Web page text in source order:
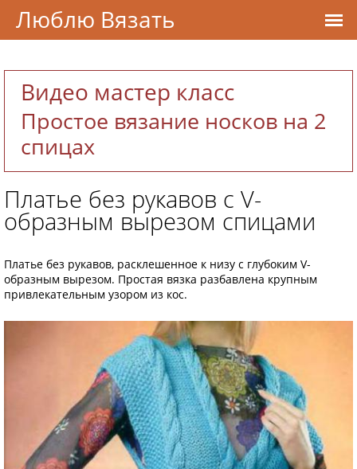
Видео мастер класс
Простое вязание носков на 2
спицах
Платье без рукавов с V-
образным вырезом спицами
Платье без рукавов, расклешенное к низу с глубоким V-
образным вырезом. Простая вязка разбавлена крупным
привлекательным узором из кос.
Люблю Вязать